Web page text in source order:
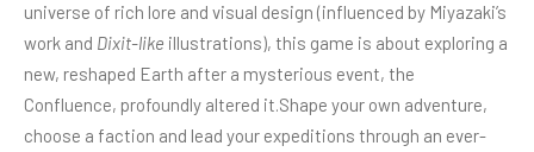
universe of rich lore and visual design (influenced by Miyazaki’s
work and Dixit-like illustrations), this game is about exploring a
new, reshaped Earth after a mysterious event, the
Confluence, profoundly altered it.Shape your own adventure,
choose a faction and lead your expeditions through an ever-